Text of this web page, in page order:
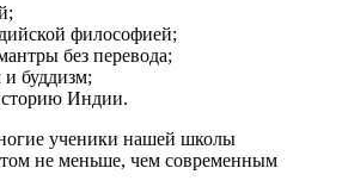
философией;
без перевода;
и буддизм;
Индии.
ученики нашей школы
не меньше, чем современным